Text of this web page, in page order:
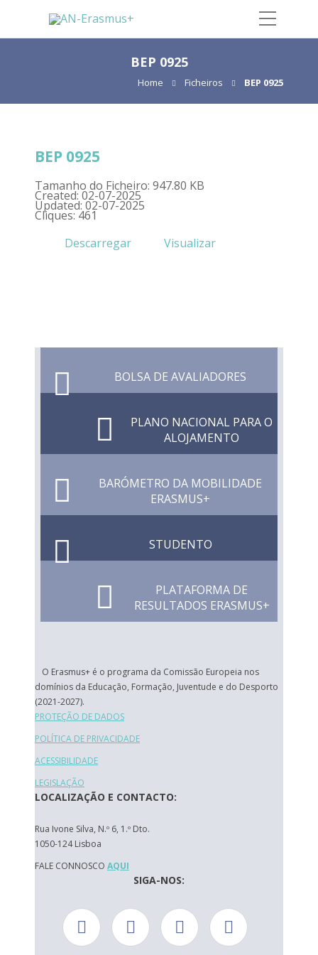
BEP 0925
Home Ficheiros BEP 0925
BEP 0925
Tamanho do Ficheiro: 947.80 KB
Created: 02-07-2025
Updated: 02-07-2025
Cliques: 461
Descarregar
Visualizar
BOLSA DE AVALIADORES
PLANO NACIONAL PARA O
ALOJAMENTO
BARÓMETRO DA MOBILIDADE
ERASMUS+
STUDENTO
PLATAFORMA DE
RESULTADOS ERASMUS+
O Erasmus+ é o programa da Comissão Europeia nos
domínios da Educação, Formação, Juventude e do Desporto
(2021-2027).
PROTEÇÃO DE DADOS
POLÍTICA DE PRIVACIDADE
ACESSIBILIDADE
LEGISLAÇÃO
LOCALIZAÇÃO E CONTACTO:
Rua Ivone Silva, N.º 6, 1.º Dto.
1050-124 Lisboa
FALE CONNOSCO AQUI
SIGA-NOS: